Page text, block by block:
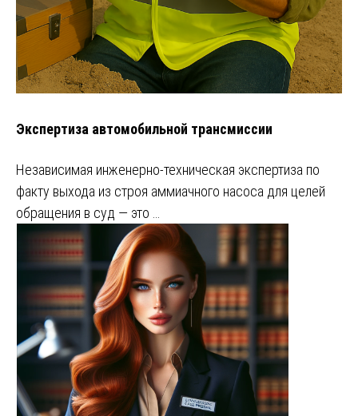
Экспертиза автомобильной трансмиссии
Независимая инженерно-техническая экспертиза по
факту выхода из строя аммиачного насоса для целей
обращения в суд — это …